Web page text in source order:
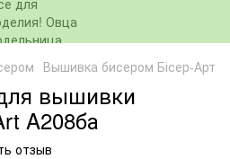
Вышивка бисером Бісер-Арт
вышивки
A208ба
отзыв